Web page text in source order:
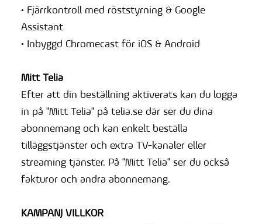
• Fjärrkontroll med röststyrning & Google
Assistant
• Inbyggd Chromecast för iOS & Android
Mitt Telia
Efter att din beställning aktiverats kan du logga
in på "Mitt Telia" på telia.se där ser du dina
abonnemang och kan enkelt beställa
tilläggstjänster och extra TV-kanaler eller
streaming tjänster. På "Mitt Telia" ser du också
fakturor och andra abonnemang.
KAMPANJ VILLKOR